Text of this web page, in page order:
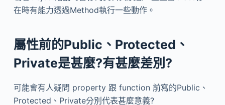
在時有能力透過Method執行一些動作。
屬性前的Public、Protected、
Private是甚麼?有甚麼差別?
可能會有人疑問 property 跟 function 前寫的Public、
Protected、Private分別代表甚麼意義?